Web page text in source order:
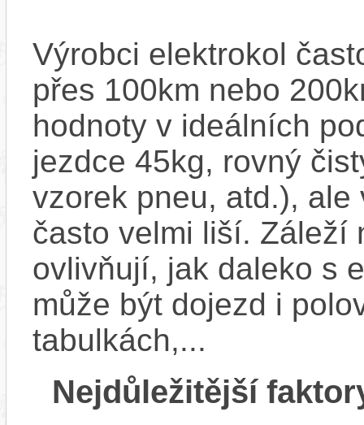
Výrobci elektrokol
přes 100km nebo
hodnoty v ideálních
jezdce 45kg, rovný
vzorek pneu, atd.),
často velmi liší. Záleží
ovlivňují, jak daleko s
může být dojezd i
tabulkách,...
Nejdůležitější